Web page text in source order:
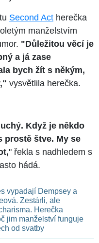
Second Act herečka
manželstvím
"Důležitou věcí je
a já zase
bych žít s někým,
vysvětlila herečka.
Když je někdo
prostě štve. My se
" řekla s nadhledem s
hádá.
vypadají Dempsey a
Zestárli, ale
Herečka
jim manželství funguje
od svatby